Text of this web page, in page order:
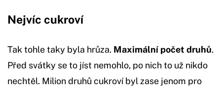
Nejvíc cukroví
Tak tohle taky byla hrůza. Maximální počet druhů.
Před svátky se to jíst nemohlo, po nich to už nikdo
nechtěl. Milion druhů cukroví byl zase jenom pro